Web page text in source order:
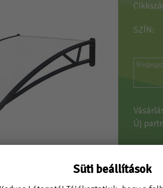
SZÍN
Új
Süti beállítások